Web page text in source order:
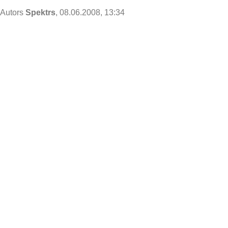
Autors Spektrs, 08.06.2008, 13:34